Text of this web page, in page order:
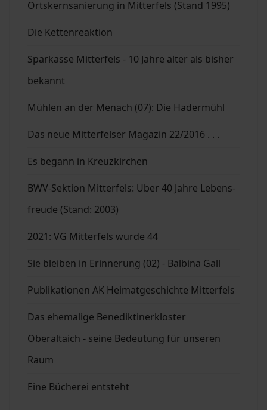
Ortskernsanierung in Mitterfels (Stand 1995)
Die Kettenreaktion
Sparkasse Mitterfels - 10 Jahre älter als bisher
bekannt
Mühlen an der Menach (07): Die Hadermühl
Das neue Mitterfelser Magazin 22/2016 . . .
Es begann in Kreuzkirchen
BWV-Sektion Mitterfels: Über 40 Jahre Lebens-
freude (Stand: 2003)
2021: VG Mitterfels wurde 44
Sie bleiben in Erinnerung (02) - Balbina Gall
Publikationen AK Heimatgeschichte Mitterfels
Das ehemalige Benediktinerkloster
Oberaltaich - seine Bedeutung für unseren
Raum
Eine Bücherei entsteht